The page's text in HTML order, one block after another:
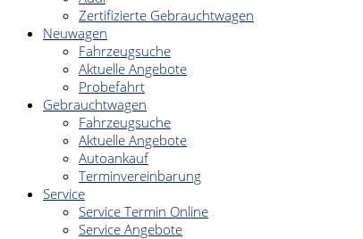
Zertifizierte Gebrauchtwagen
Neuwagen
Fahrzeugsuche
Aktuelle Angebote
Probefahrt
Gebrauchtwagen
Fahrzeugsuche
Aktuelle Angebote
Autoankauf
Terminvereinbarung
Service
Service Termin Online
Service Angebote